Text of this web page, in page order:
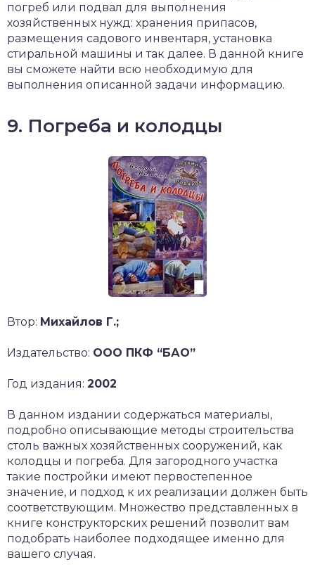
погреб или подвал для выполнения
хозяйственных нужд: хранения припасов,
размещения садового инвентаря, установка
стиральной машины и так далее. В данной книге
вы сможете найти всю необходимую для
выполнения описанной задачи информацию.
9. Погреба и колодцы
Втор: Михайлов Г.;
Издательство: ООО ПКФ “БАО”
Год издания: 2002
В данном издании содержаться материалы,
подробно описывающие методы строительства
столь важных хозяйственных сооружений, как
колодцы и погреба. Для загородного участка
такие постройки имеют первостепенное
значение, и подход к их реализации должен быть
соответствующим. Множество представленных в
книге конструкторских решений позволит вам
подобрать наиболее подходящее именно для
вашего случая.